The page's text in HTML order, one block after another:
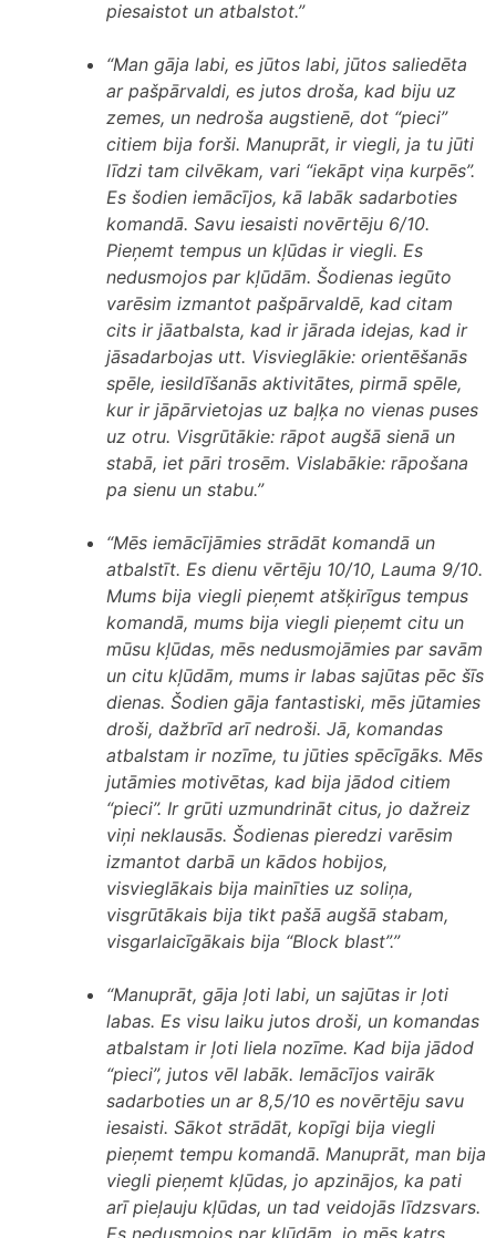
piesaistot un atbalstot.”
“Man gāja labi, es jūtos labi, jūtos saliedēta
ar pašpārvaldi, es jutos droša, kad biju uz
zemes, un nedroša augstienē, dot “pieci”
citiem bija forši. Manuprāt, ir viegli, ja tu jūti
līdzi tam cilvēkam, vari “iekāpt viņa kurpēs”.
Es šodien iemācījos, kā labāk sadarboties
komandā. Savu iesaisti novērtēju 6/10.
Pieņemt tempus un kļūdas ir viegli. Es
nedusmojos par kļūdām. Šodienas iegūto
varēsim izmantot pašpārvaldē, kad citam
cits ir jāatbalsta, kad ir jārada idejas, kad ir
jāsadarbojas utt. Visvieglākie: orientēšanās
spēle, iesildīšanās aktivitātes, pirmā spēle,
kur ir jāpārvietojas uz baļķa no vienas puses
uz otru. Visgrūtākie: rāpot augšā sienā un
stabā, iet pāri trosēm. Vislabākie: rāpošana
pa sienu un stabu.”
“Mēs iemācījāmies strādāt komandā un
atbalstīt. Es dienu vērtēju 10/10, Lauma 9/10.
Mums bija viegli pieņemt atšķirīgus tempus
komandā, mums bija viegli pieņemt citu un
mūsu kļūdas, mēs nedusmojāmies par savām
un citu kļūdām, mums ir labas sajūtas pēc šīs
dienas. Šodien gāja fantastiski, mēs jūtamies
droši, dažbrīd arī nedroši. Jā, komandas
atbalstam ir nozīme, tu jūties spēcīgāks. Mēs
jutāmies motivētas, kad bija jādod citiem
“pieci”. Ir grūti uzmundrināt citus, jo dažreiz
viņi neklausās. Šodienas pieredzi varēsim
izmantot darbā un kādos hobijos,
visvieglākais bija mainīties uz soliņa,
visgrūtākais bija tikt pašā augšā stabam,
visgarlaicīgākais bija “Block blast”.”
“Manuprāt, gāja ļoti labi, un sajūtas ir ļoti
labas. Es visu laiku jutos droši, un komandas
atbalstam ir ļoti liela nozīme. Kad bija jādod
“pieci”, jutos vēl labāk. Iemācījos vairāk
sadarboties un ar 8,5/10 es novērtēju savu
iesaisti. Sākot strādāt, kopīgi bija viegli
pieņemt tempu komandā. Manuprāt, man bija
viegli pieņemt kļūdas, jo apzinājos, ka pati
arī pieļauju kļūdas, un tad veidojās līdzsvars.
Es nedusmojos par kļūdām, jo mēs katrs